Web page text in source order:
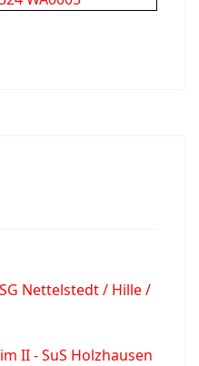
Nettelstedt / Hille /
II - SuS Holzhausen